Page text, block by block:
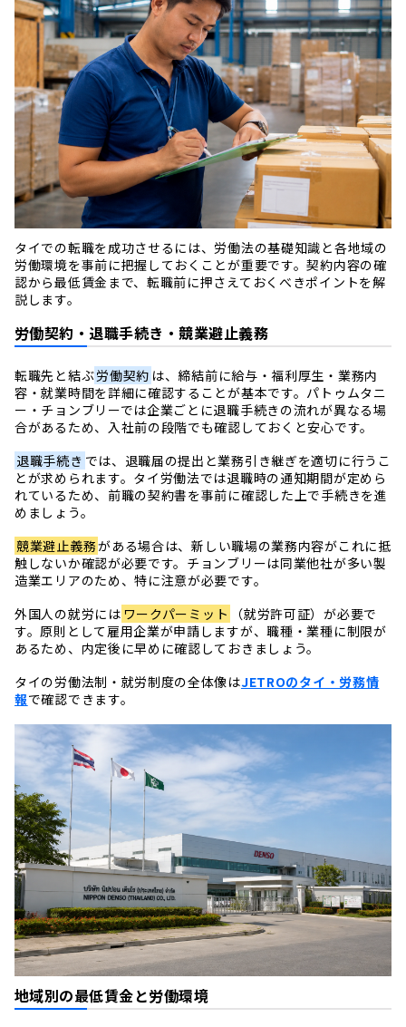
タイでの転職を成功させるには、労働法の基礎知識と各地域の
労働環境を事前に把握しておくことが重要です。契約内容の確
認から最低賃金まで、転職前に押さえておくべきポイントを解
説します。
労働契約・退職手続き・競業避止義務
転職先と結ぶ労働契約 は、締結前に給与・福利厚生・業務内
容・就業時間を詳細に確認することが基本です。パトゥムタニ
ー・チョンブリーでは企業ごとに退職手続きの流れが異なる場
合があるため、入社前の段階でも確認しておくと安心です。
退職手続き では、退職届の提出と業務引き継ぎを適切に行うこ
とが求められます。タイ労働法では退職時の通知期間が定めら
れているため、前職の契約書を事前に確認した上で手続きを進
めましょう。
競業避止義務がある場合は、新しい職場の業務内容がこれに抵
触しないか確認が必要です。チョンブリーは同業他社が多い製
造業エリアのため、特に注意が必要です。
外国人の就労には ワークパーミット
（就労許可証）が必要で
す。原則として雇用企業が申請しますが、職種・業種に制限が
あるため、内定後に早めに確認しておきましょう。
タイの労働法制・就労制度の全体像はJETROのタイ・労務情
報で確認できます。
地域別の最低賃金と労働環境